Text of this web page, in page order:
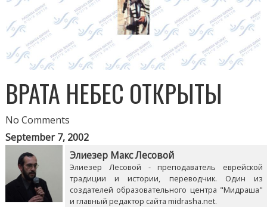
ВРАТА НЕБЕС ОТКРЫТЫ
No Comments
September 7, 2002
Элиезер Макс Лесовой
Элиезер Лесовой - преподаватель еврейской
традиции и истории, переводчик. Один из
создателей образовательного центра "Мидраша"
и главный редактор сайта midrasha.net.